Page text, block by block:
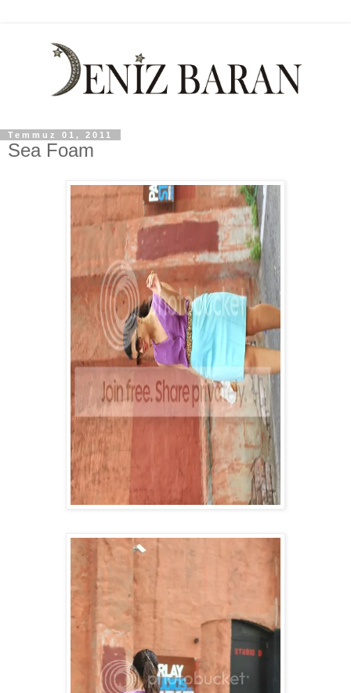
Temmuz 01, 2011
Sea Foam